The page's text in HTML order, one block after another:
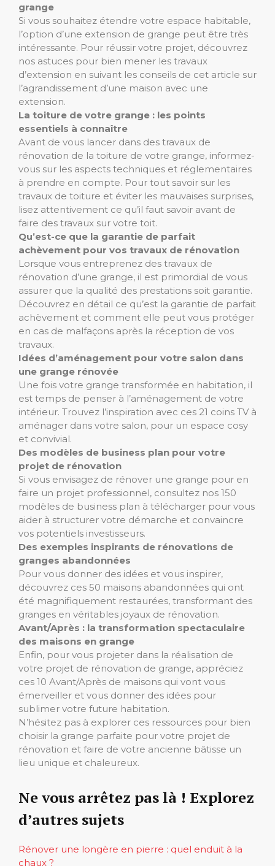
grange
Si vous souhaitez étendre votre espace habitable,
l’option d’une extension de grange peut être très
intéressante. Pour réussir votre projet, découvrez
nos astuces pour bien mener les travaux
d’extension en suivant les conseils de cet article sur
l’agrandissement d’une maison avec une
extension.
La toiture de votre grange : les points
essentiels à connaître
Avant de vous lancer dans des travaux de
rénovation de la toiture de votre grange, informez-
vous sur les aspects techniques et réglementaires
à prendre en compte. Pour tout savoir sur les
travaux de toiture et éviter les mauvaises surprises,
lisez attentivement ce qu’il faut savoir avant de
faire des travaux sur votre toit.
Qu’est-ce que la garantie de parfait
achèvement pour vos travaux de rénovation
Lorsque vous entreprenez des travaux de
rénovation d’une grange, il est primordial de vous
assurer que la qualité des prestations soit garantie.
Découvrez en détail ce qu’est la garantie de parfait
achèvement et comment elle peut vous protéger
en cas de malfaçons après la réception de vos
travaux.
Idées d’aménagement pour votre salon dans
une grange rénovée
Une fois votre grange transformée en habitation, il
est temps de penser à l’aménagement de votre
intérieur. Trouvez l’inspiration avec ces 21 coins TV à
aménager dans votre salon, pour un espace cosy
et convivial.
Des modèles de business plan pour votre
projet de rénovation
Si vous envisagez de rénover une grange pour en
faire un projet professionnel, consultez nos 150
modèles de business plan à télécharger pour vous
aider à structurer votre démarche et convaincre
vos potentiels investisseurs.
Des exemples inspirants de rénovations de
granges abandonnées
Pour vous donner des idées et vous inspirer,
découvrez ces 50 maisons abandonnées qui ont
été magnifiquement restaurées, transformant des
granges en véritables joyaux de rénovation.
Avant/Après : la transformation spectaculaire
des maisons en grange
Enfin, pour vous projeter dans la réalisation de
votre projet de rénovation de grange, appréciez
ces 10 Avant/Après de maisons qui vont vous
émerveiller et vous donner des idées pour
sublimer votre future habitation.
N’hésitez pas à explorer ces ressources pour bien
choisir la grange parfaite pour votre projet de
rénovation et faire de votre ancienne bâtisse un
lieu unique et chaleureux.
Ne vous arrêtez pas là ! Explorez
d’autres sujets
Rénover une longère en pierre : quel enduit à la
chaux ?